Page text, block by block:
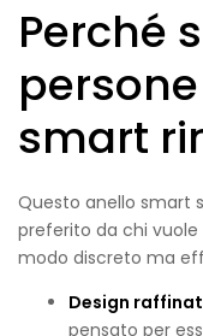
Perché
smart
Questo anello smart
preferito da chi vuole
modo discreto ma
Design
pensato per